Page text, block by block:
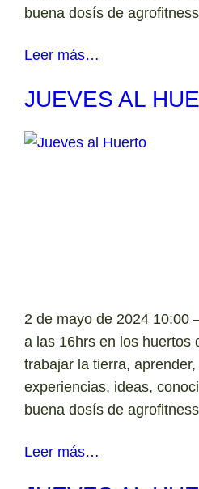
buena dosís de
Leer más…
JUEVES AL
2 de mayo de 2024 10:00
a las 16hrs en los huertos
trabajar la tierra,
experiencias, ideas,
buena dosís de
Leer más…